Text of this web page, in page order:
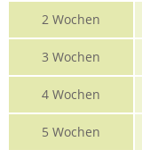
2 Wochen
3 Wochen
4 Wochen
5 Wochen